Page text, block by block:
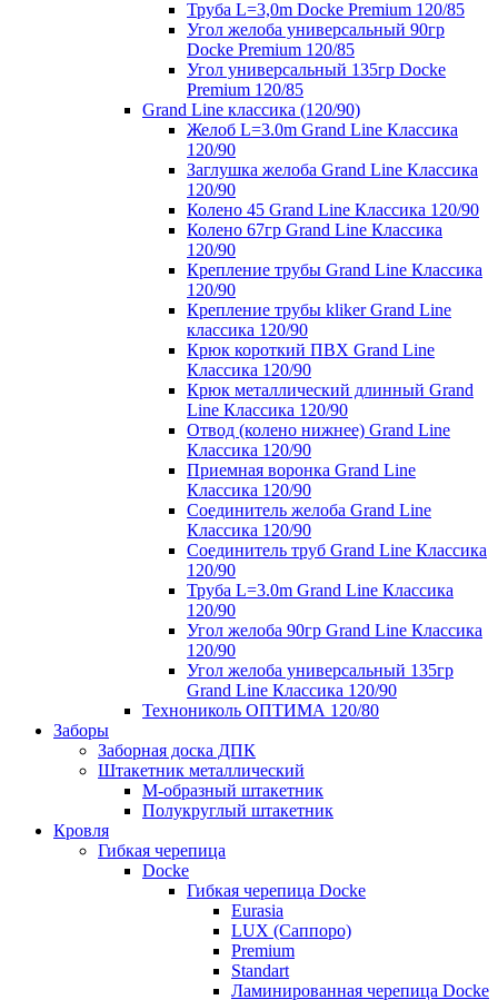
Труба L=3,0m Docke Premium 120/85
Угол желоба универсальный 90гр
Docke Premium 120/85
Угол универсальный 135гр Docke
Premium 120/85
Grand Line классика (120/90)
Желоб L=3.0m Grand Line Классика
120/90
Заглушка желоба Grand Line Классика
120/90
Колено 45 Grand Line Классика 120/90
Колено 67гр Grand Line Классика
120/90
Крепление трубы Grand Line Классика
120/90
Крепление трубы kliker Grand Line
классика 120/90
Крюк короткий ПВХ Grand Line
Классика 120/90
Крюк металлический длинный Grand
Line Классика 120/90
Отвод (колено нижнее) Grand Line
Классика 120/90
Приемная воронка Grand Line
Классика 120/90
Соединитель желоба Grand Line
Классика 120/90
Соединитель труб Grand Line Классика
120/90
Труба L=3.0m Grand Line Классика
120/90
Угол желоба 90гр Grand Line Классика
120/90
Угол желоба универсальный 135гр
Grand Line Классика 120/90
Технониколь ОПТИМА 120/80
Заборы
Заборная доска ДПК
Штакетник металлический
М-образный штакетник
Полукруглый штакетник
Кровля
Гибкая черепица
Docke
Гибкая черепица Docke
Eurasia
LUX (Саппоро)
Premium
Standart
Ламинированная черепица Docke